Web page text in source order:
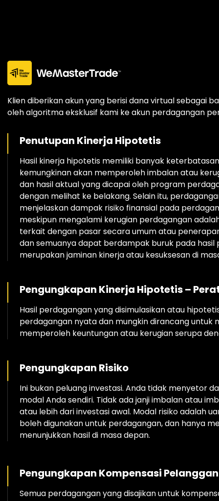
Klien diberikan akun yang berisi dana virtual sebagai
oleh algoritma eksklusif kami ke akun perdagangan
Penutupan Kinerja Hipotetis
Hasil kinerja hipotetis memiliki banyak
kemungkinan akan memperoleh imbalan atau
dan hasil aktual yang dicapai oleh program
dengan melihat ke belakang. Selain itu,
menjelaskan dampak risiko finansial pada
meskipun mengalami kerugian perdagangan
terkait dengan pasar secara umum atau
dan semuanya dapat berdampak buruk pada hasil
merupakan jaminan kinerja atau kesuksesan di
Pengungkapan Kinerja Hipotetis –
Hasil perdagangan yang disimulasikan atau
perdagangan nyata dan mungkin dirancang untuk
memperoleh keuntungan atau kerugian serupa
Pengungkapan Risiko
Ini bukan peluang investasi. Anda tidak menyetor
modal Anda sendiri. Tidak ada janji imbalan atau
atau lebih dari investasi awal. Modal risiko adalah
boleh digunakan untuk perdagangan, dan hanya
menunjukkan hasil di masa depan.
Pengungkapan Kompensasi Pelanggan
Semua perdagangan yang disajikan untuk